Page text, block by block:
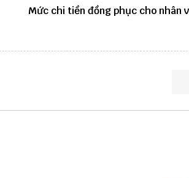
Mức chi tiền đồng phục cho nhân